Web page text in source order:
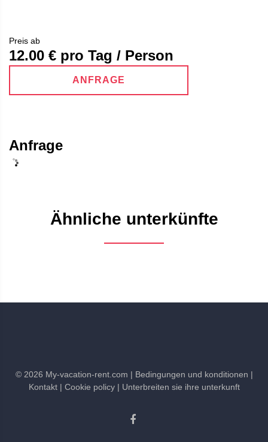
Preis ab
12.00 € pro Tag / Person
ANFRAGE
Anfrage
Ähnliche unterkünfte
© 2026 My-vacation-rent.com | Bedingungen und konditionen |
Kontakt | Cookie policy | Unterbreiten sie ihre unterkunft